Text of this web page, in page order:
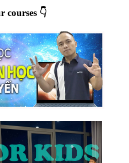
courses 👇